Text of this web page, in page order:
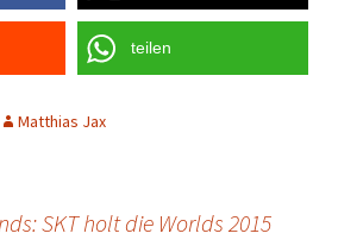
teilen
Matthias Jax
SKT holt die Worlds 2015